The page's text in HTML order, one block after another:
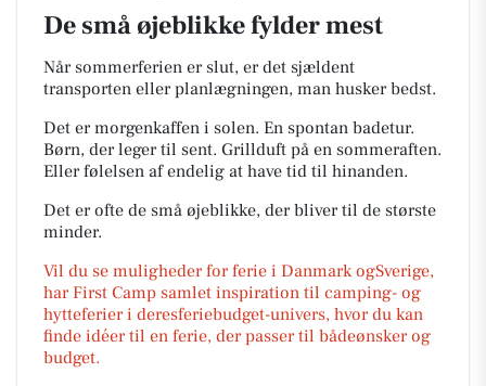
De små øjeblikke fylder mest
Når sommerferien er slut, er det sjældent
transporten eller planlægningen, man husker bedst.
Det er morgenkaffen i solen. En spontan badetur.
Børn, der leger til sent. Grillduft på en sommeraften.
Eller følelsen af endelig at have tid til hinanden.
Det er ofte de små øjeblikke, der bliver til de største
minder.
Vil du se muligheder for ferie i Danmark ogSverige,
har First Camp samlet inspiration til camping- og
hytteferier i deresferiebudget-univers, hvor du kan
finde idéer til en ferie, der passer til bådeønsker og
budget.